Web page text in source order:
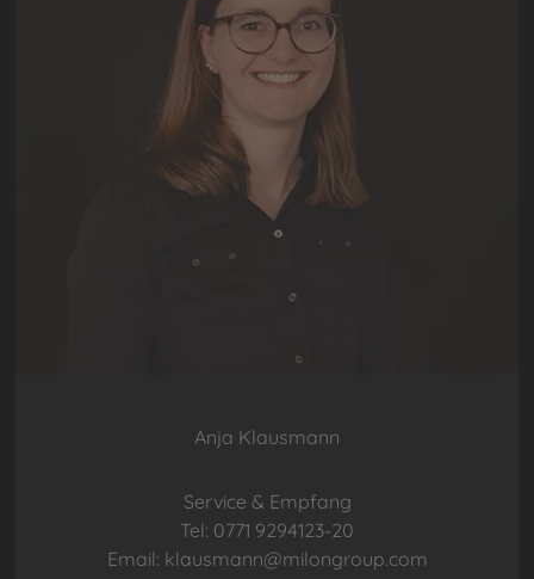
Anja Klausmann
Service & Empfang
Tel: 0771 9294123-20
Email: klausmann@milongroup.com